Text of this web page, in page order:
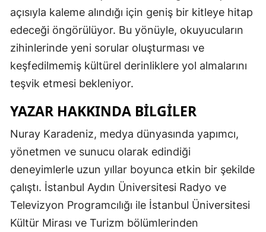
açısıyla kaleme alındığı için geniş bir kitleye hitap
edeceği öngörülüyor. Bu yönüyle, okuyucuların
zihinlerinde yeni sorular oluşturması ve
keşfedilmemiş kültürel derinliklere yol almalarını
teşvik etmesi bekleniyor.
YAZAR HAKKINDA BILGILER
Nuray Karadeniz, medya dünyasında yapımcı,
yönetmen ve sunucu olarak edindiği
deneyimlerle uzun yıllar boyunca etkin bir şekilde
çalıştı. İstanbul Aydın Üniversitesi Radyo ve
Televizyon Programcılığı ile İstanbul Üniversitesi
Kültür Mirası ve Turizm bölümlerinden